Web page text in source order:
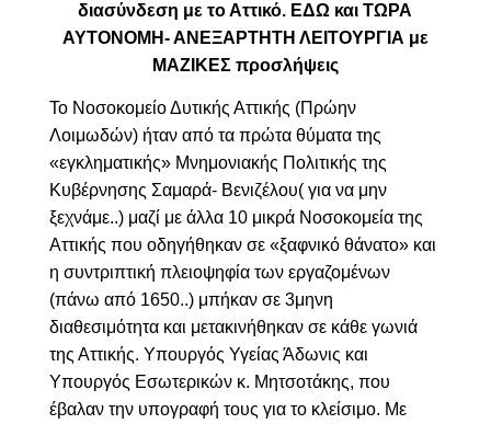
διασύνδεση με το Αττικό. ΕΔΩ και ΤΩΡΑ
ΑΥΤΟΝΟΜΗ- ΑΝΕΞΑΡΤΗΤΗ ΛΕΙΤΟΥΡΓΙΑ με
ΜΑΖΙΚΕΣ προσλήψεις
Το Νοσοκομείο Δυτικής Αττικής (Πρώην
Λοιμωδών) ήταν από τα πρώτα θύματα της
«εγκληματικής» Μνημονιακής Πολιτικής της
Κυβέρνησης Σαμαρά- Βενιζέλου( για να μην
ξεχνάμε..) μαζί με άλλα 10 μικρά Νοσοκομεία της
Αττικής που οδηγήθηκαν σε «ξαφνικό θάνατο» και
η συντριπτική πλειοψηφία των εργαζομένων
(πάνω από 1650..) μπήκαν σε 3μηνη
διαθεσιμότητα και μετακινήθηκαν σε κάθε γωνιά
της Αττικής. Υπουργός Υγείας Άδωνις και
Υπουργός Εσωτερικών κ. Μητσοτάκης, που
έβαλαν την υπογραφή τους για το κλείσιμο. Με